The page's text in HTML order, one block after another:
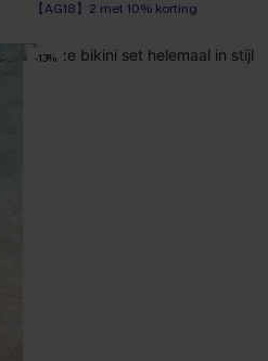
【AG18】2 met 10% korting
-13%